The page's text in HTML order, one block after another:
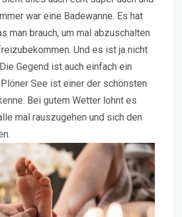
war eine Badewanne. Es hat
man brauch, um mal abzuschalten
Und es ist ja nicht
Gegend ist auch einfach ein
See ist einer der schönsten
Bei gutem Wetter lohnt es
mal rauszugehen und sich den